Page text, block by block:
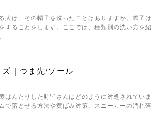
人は、その帽子を洗ったことはありますか。帽子は
することをします。ここでは、種類別の洗い方を紹
｜つま先/ソール
ばんだりした時皆さんはどのように対処されていま
で落とせる方法や黄ばみ対策、スニーカーの汚れ落